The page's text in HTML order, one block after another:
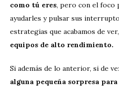
como tú eres, pero con el foco
ayudarles y pulsar sus
estrategias que acabamos de
equipos de alto rendimiento.
Si además de lo anterior, si de
alguna pequeña sorpresa